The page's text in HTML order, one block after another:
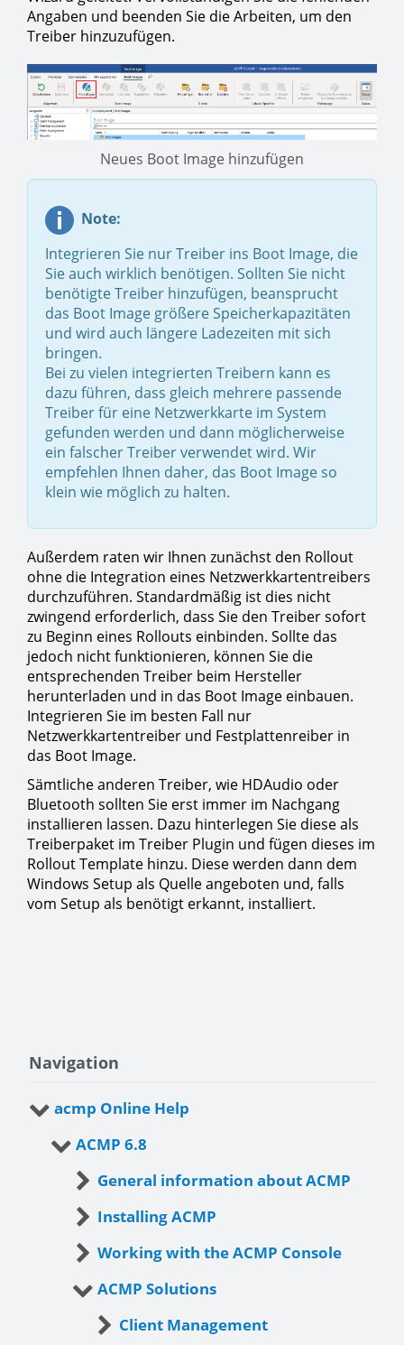
Angaben und beenden Sie die Arbeiten, um den
Treiber hinzuzufügen.
Neues Boot Image hinzufügen
Note:
Integrieren Sie nur Treiber ins Boot Image, die
Sie auch wirklich benötigen. Sollten Sie nicht
benötigte Treiber hinzufügen, beansprucht
das Boot Image größere Speicherkapazitäten
und wird auch längere Ladezeiten mit sich
bringen.
Bei zu vielen integrierten Treibern kann es
dazu führen, dass gleich mehrere passende
Treiber für eine Netzwerkkarte im System
gefunden werden und dann möglicherweise
ein falscher Treiber verwendet wird. Wir
empfehlen Ihnen daher, das Boot Image so
klein wie möglich zu halten.
Außerdem raten wir Ihnen zunächst den Rollout
ohne die Integration eines Netzwerkkartentreibers
durchzuführen. Standardmäßig ist dies nicht
zwingend erforderlich, dass Sie den Treiber sofort
zu Beginn eines Rollouts einbinden. Sollte das
jedoch nicht funktionieren, können Sie die
entsprechenden Treiber beim Hersteller
herunterladen und in das Boot Image einbauen.
Integrieren Sie im besten Fall nur
Netzwerkkartentreiber und Festplattenreiber in
das Boot Image.
Sämtliche anderen Treiber, wie HDAudio oder
Bluetooth sollten Sie erst immer im Nachgang
installieren lassen. Dazu hinterlegen Sie diese als
Treiberpaket im Treiber Plugin und fügen dieses im
Rollout Template hinzu. Diese werden dann dem
Windows Setup als Quelle angeboten und, falls
vom Setup als benötigt erkannt, installiert.
Navigation
acmp Online Help
ACMP 6.8
General information about ACMP
Installing ACMP
Working with the ACMP Console
ACMP Solutions
Client Management